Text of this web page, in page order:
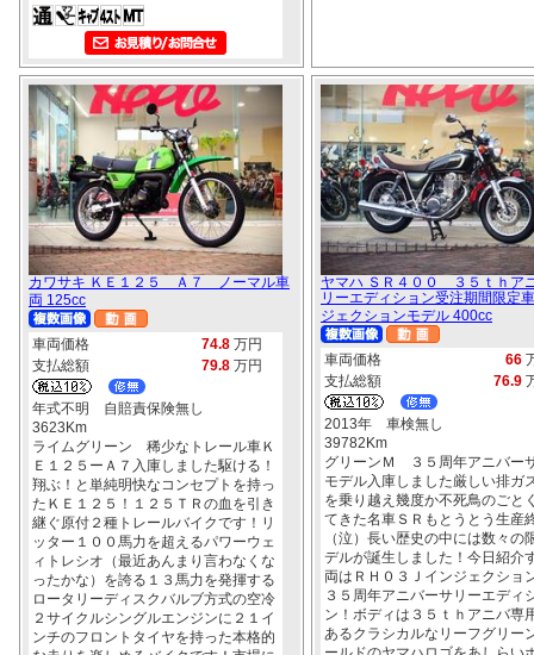
カワサキ ＫＥ１２５ Ａ７ ノーマル車
両 125cc
車両価格 74.8 万円
支払総額
79.8 万円
年式不明 自賠責保険無し
3623Km
ライムグリーン 稀少なトレール車Ｋ
Ｅ１２５ーＡ７入庫しました駆ける！
翔ぶ！と単純明快なコンセプトを持っ
たＫＥ１２５！１２５ＴＲの血を引き
継ぐ原付２種トレールバイクです！リ
ッター１００馬力を超えるパワーウェ
ィトレシオ（最近あんまり言わなくな
ったかな）を誇る１３馬力を発揮する
ロータリーディスクバルブ方式の空冷
２サイクルシングルエンジンに２１イ
ンチのフロントタイヤを持った本格的
ヤマハ ＳＲ４００ ３５ｔｈア
リーエディション受注期間限定
ジェクションモデル 400cc
車両価格 66
支払総額
76.9
2013年 車検無し
39782Km
グリーンＭ ３５周年アニバー
モデル入庫しました厳しい排ガ
を乗り越え幾度か不死鳥のごと
てきた名車ＳＲもとうとう生産
（泣）長い歴史の中には数々の
デルが誕生しました！今日紹介
両はＲＨ０３Ｊインジェクショ
３５周年アニバーサリーエディ
ン！ボディは３５ｔｈアニバ専
あるクラシカルなリーフグリー